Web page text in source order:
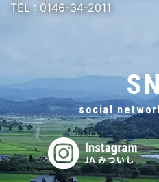
TEL : 0146-34-2011
social